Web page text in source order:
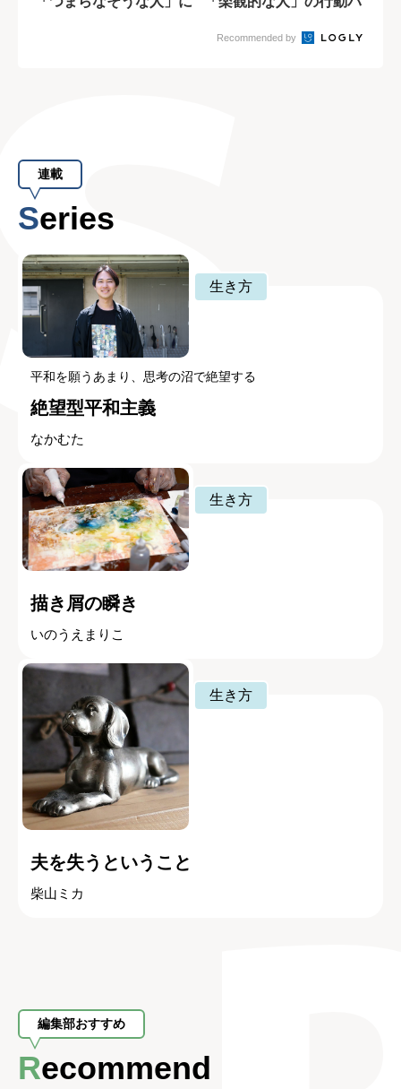
Recommended by
連載
Series
生き方
平和を願うあまり、思考の沼で絶望する
絶望型平和主義
なかむた
生き方
描き屑の瞬き
いのうえまりこ
生き方
夫を失うということ
柴山ミカ
編集部おすすめ
Recommend